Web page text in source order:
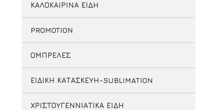
ΚΑΛΟΚΑΙΡΙΝΑ ΕΙΔΗ
PROMOTION
ΟΜΠΡΕΛΕΣ
ΕΙΔΙΚΗ ΚΑΤΑΣΚΕΥΗ-SUBLIMATION
ΧΡΙΣΤΟΥΓΕΝΝΙΑΤΙΚΑ ΕΙΔΗ